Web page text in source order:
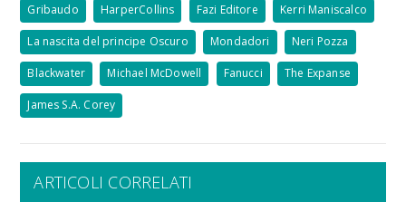
Gribaudo HarperCollins Fazi Editore Kerri Maniscalco
La nascita del principe Oscuro Mondadori Neri Pozza
Blackwater Michael McDowell Fanucci The Expanse
James S.A. Corey
ARTICOLI CORRELATI